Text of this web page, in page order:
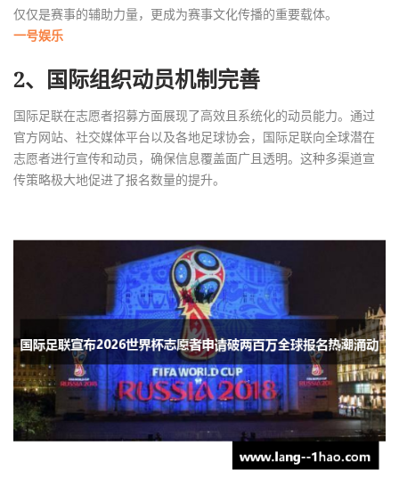
仅仅是赛事的辅助力量，更成为赛事文化传播的重要载体。
一号娱乐
2、国际组织动员机制完善
国际足联在志愿者招募方面展现了高效且系统化的动员能力。通过
官方网站、社交媒体平台以及各地足球协会，国际足联向全球潜在
志愿者进行宣传和动员，确保信息覆盖面广且透明。这种多渠道宣
传策略极大地促进了报名数量的提升。